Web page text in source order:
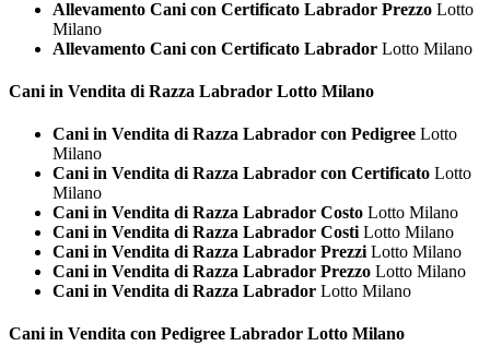
Allevamento Cani con Certificato Labrador Prezzo Lotto
Milano
Allevamento Cani con Certificato Labrador Lotto Milano
Cani in Vendita di Razza Labrador Lotto Milano
Cani in Vendita di Razza Labrador con Pedigree Lotto
Milano
Cani in Vendita di Razza Labrador con Certificato Lotto
Milano
Cani in Vendita di Razza Labrador Costo Lotto Milano
Cani in Vendita di Razza Labrador Costi Lotto Milano
Cani in Vendita di Razza Labrador Prezzi Lotto Milano
Cani in Vendita di Razza Labrador Prezzo Lotto Milano
Cani in Vendita di Razza Labrador Lotto Milano
Cani in Vendita con Pedigree Labrador Lotto Milano